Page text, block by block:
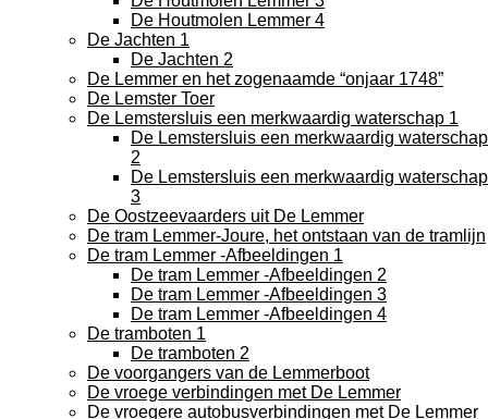
De Houtmolen Lemmer 4
De Jachten 1
De Jachten 2
De Lemmer en het zogenaamde “onjaar 1748”
De Lemster Toer
De Lemstersluis een merkwaardig waterschap 1
De Lemstersluis een merkwaardig waterschap
2
De Lemstersluis een merkwaardig waterschap
3
De Oostzeevaarders uit De Lemmer
De tram Lemmer-Joure, het ontstaan van de tramlijn
De tram Lemmer -Afbeeldingen 1
De tram Lemmer -Afbeeldingen 2
De tram Lemmer -Afbeeldingen 3
De tram Lemmer -Afbeeldingen 4
De tramboten 1
De tramboten 2
De voorgangers van de Lemmerboot
De vroege verbindingen met De Lemmer
De vroegere autobusverbindingen met De Lemmer